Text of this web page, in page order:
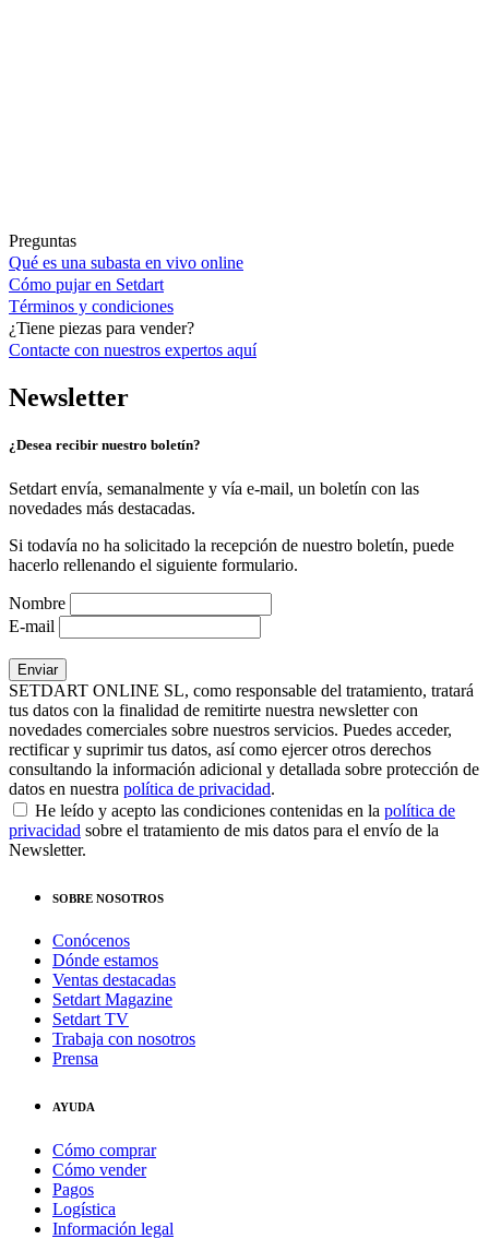
Preguntas
Qué es una subasta en vivo online
Cómo pujar en Setdart
Términos y condiciones
¿Tiene piezas para vender?
Contacte con nuestros expertos aquí
Newsletter
¿Desea recibir nuestro boletín?
Setdart envía, semanalmente y vía e-mail, un boletín con las
novedades más destacadas.
Si todavía no ha solicitado la recepción de nuestro boletín, puede
hacerlo rellenando el siguiente formulario.
Nombre
E-mail
SETDART ONLINE SL, como responsable del tratamiento, tratará
tus datos con la finalidad de remitirte nuestra newsletter con
novedades comerciales sobre nuestros servicios. Puedes acceder,
rectificar y suprimir tus datos, así como ejercer otros derechos
consultando la información adicional y detallada sobre protección de
datos en nuestra política de privacidad.
He leído y acepto las condiciones contenidas en la política de
privacidad sobre el tratamiento de mis datos para el envío de la
Newsletter.
SOBRE NOSOTROS
Conócenos
Dónde estamos
Ventas destacadas
Setdart Magazine
Setdart TV
Trabaja con nosotros
Prensa
AYUDA
Cómo comprar
Cómo vender
Pagos
Logística
Información legal